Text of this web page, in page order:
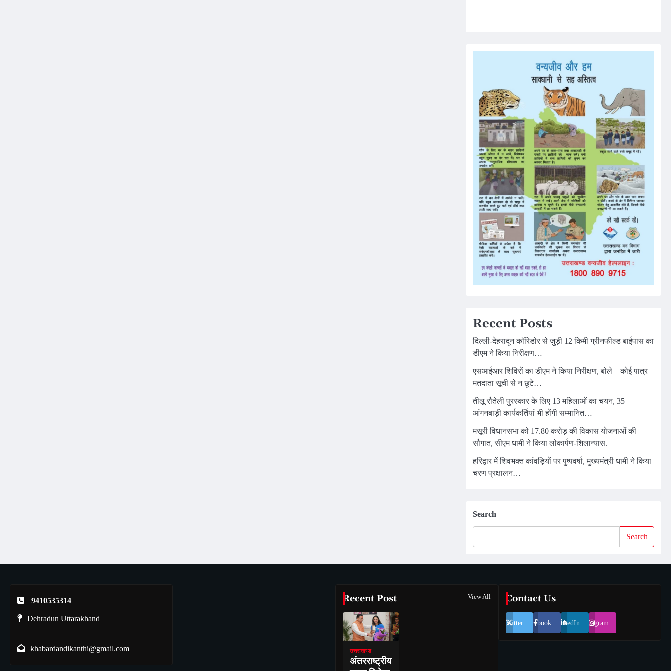
Recent Posts
दिल्ली-देहरादून कॉरिडोर से जुड़ी 12 किमी ग्रीनफील्ड बाईपास का
डीएम ने किया निरीक्षण…
एसआईआर शिविरों का डीएम ने किया निरीक्षण, बोले—कोई पात्र
मतदाता सूची से न छूटे…
तीलू रौतेली पुरस्कार के लिए 13 महिलाओं का चयन, 35
आंगनबाड़ी कार्यकर्तियां भी होंगी सम्मानित…
मसूरी विधानसभा को 17.80 करोड़ की विकास योजनाओं की
सौगात, सीएम धामी ने किया लोकार्पण-शिलान्यास.
हरिद्वार में शिवभक्त कांवड़ियों पर पुष्पवर्षा, मुख्यमंत्री धामी ने किया
चरण प्रक्षालन…
Search
Search
9410535314
Dehradun Uttarakhand
khabardandikanthi@gmail.com
Recent Post View All
उत्तराखण्ड
अंतरराष्ट्रीय
Contact Us
Twitter Facebook LinkedIn Instagram